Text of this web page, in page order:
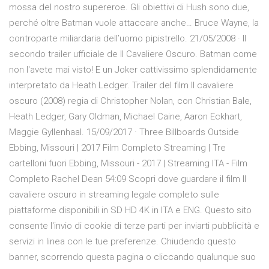
mossa del nostro supereroe. Gli obiettivi di Hush sono due,
perché oltre Batman vuole attaccare anche… Bruce Wayne, la
controparte miliardaria dell’uomo pipistrello. 21/05/2008 · Il
secondo trailer ufficiale de Il Cavaliere Oscuro. Batman come
non l'avete mai visto! E un Joker cattivissimo splendidamente
interpretato da Heath Ledger. Trailer del film Il cavaliere
oscuro (2008) regia di Christopher Nolan, con Christian Bale,
Heath Ledger, Gary Oldman, Michael Caine, Aaron Eckhart,
Maggie Gyllenhaal. 15/09/2017 · Three Billboards Outside
Ebbing, Missouri | 2017 Film Completo Streaming | Tre
cartelloni fuori Ebbing, Missouri - 2017 | Streaming ITA - Film
Completo Rachel Dean 54:09 Scopri dove guardare il film Il
cavaliere oscuro in streaming legale completo sulle
piattaforme disponibili in SD HD 4K in ITA e ENG. Questo sito
consente l'invio di cookie di terze parti per inviarti pubblicità e
servizi in linea con le tue preferenze. Chiudendo questo
banner, scorrendo questa pagina o cliccando qualunque suo